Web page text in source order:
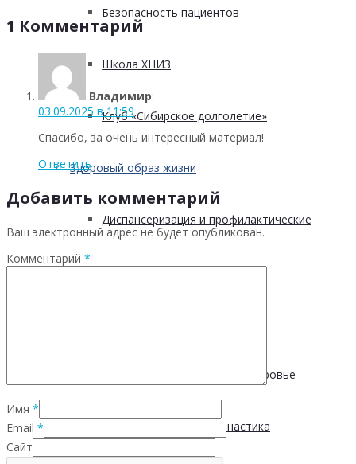
Безопасность пациентов
Школа ХНИЗ
Клуб «Сибирское долголетие»
Здоровый образ жизни
Диспансеризация и профилактические
медицинские осмотры
Физическая активность и здоровье
Производственная гимнастика
1 Комментарий
Владимир:
03.09.2025 в 11:59
Спасибо, за очень интересный материал!
Ответить
Добавить комментарий
Ваш электронный адрес не будет опубликован.
Комментарий *
Имя *
Email *
Сайт